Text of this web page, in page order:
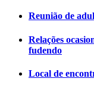
Reunião de
Relações
fudendo
Local de